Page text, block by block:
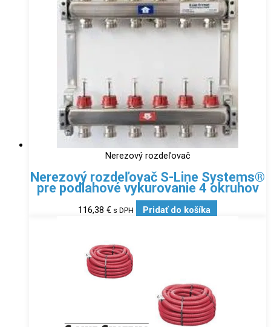
Nerezový rozdeľovač
Nerezový rozdeľovač S-Line Systems®
pre podlahové vykurovanie 4 okruhov
116,38€ s DPH Pridať do košíka